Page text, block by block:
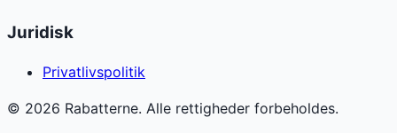
Juridisk
Privatlivspolitik
© 2026 Rabatterne. Alle rettigheder forbeholdes.